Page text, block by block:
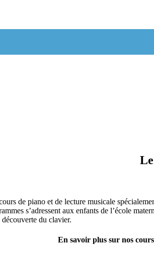
de piano et de lecture musicale
s’adressent aux enfants de l’école
du clavier.
En savoir plus sur nos